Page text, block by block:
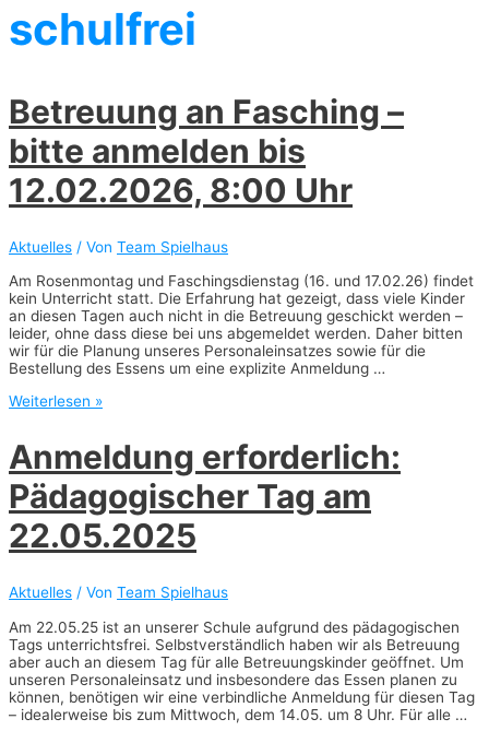
schulfrei
Betreuung an Fasching –
bitte anmelden bis
12.02.2026, 8:00 Uhr
Aktuelles / Von Team Spielhaus
Am Rosenmontag und Faschingsdienstag (16. und 17.02.26) findet
kein Unterricht statt. Die Erfahrung hat gezeigt, dass viele Kinder
an diesen Tagen auch nicht in die Betreuung geschickt werden –
leider, ohne dass diese bei uns abgemeldet werden. Daher bitten
wir für die Planung unseres Personaleinsatzes sowie für die
Bestellung des Essens um eine explizite Anmeldung …
Betreuung
–
bitte
anmelden
bis
12.02.2026,
8:00
Uhr
Weiterlesen »
Anmeldung erforderlich:
Pädagogischer Tag am
22.05.2025
Aktuelles / Von Team Spielhaus
Am 22.05.25 ist an unserer Schule aufgrund des pädagogischen
Tags unterrichtsfrei. Selbstverständlich haben wir als Betreuung
aber auch an diesem Tag für alle Betreuungskinder geöffnet. Um
unseren Personaleinsatz und insbesondere das Essen planen zu
können, benötigen wir eine verbindliche Anmeldung für diesen Tag
– idealerweise bis zum Mittwoch, dem 14.05. um 8 Uhr. Für alle …